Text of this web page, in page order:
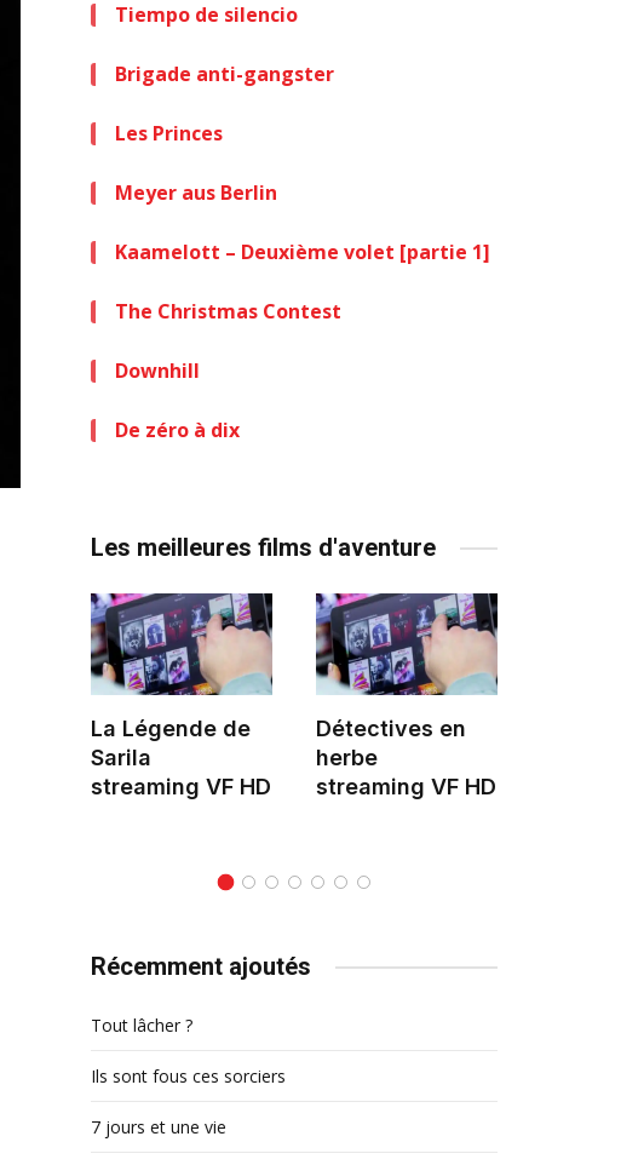
Tiempo de silencio
Brigade anti-gangster
Les Princes
Meyer aus Berlin
Kaamelott – Deuxième volet [partie 1]
The Christmas Contest
Downhill
De zéro à dix
Les meilleures films d'aventure
La Légende de
Sarila
streaming VF HD
Détectives en
herbe
streaming VF HD
Récemment ajoutés
Tout lâcher ?
Ils sont fous ces sorciers
7 jours et une vie